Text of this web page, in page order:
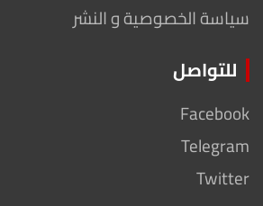
سياسة الخصوصية و النشر
للتواصل
Facebook
Telegram
Twitter